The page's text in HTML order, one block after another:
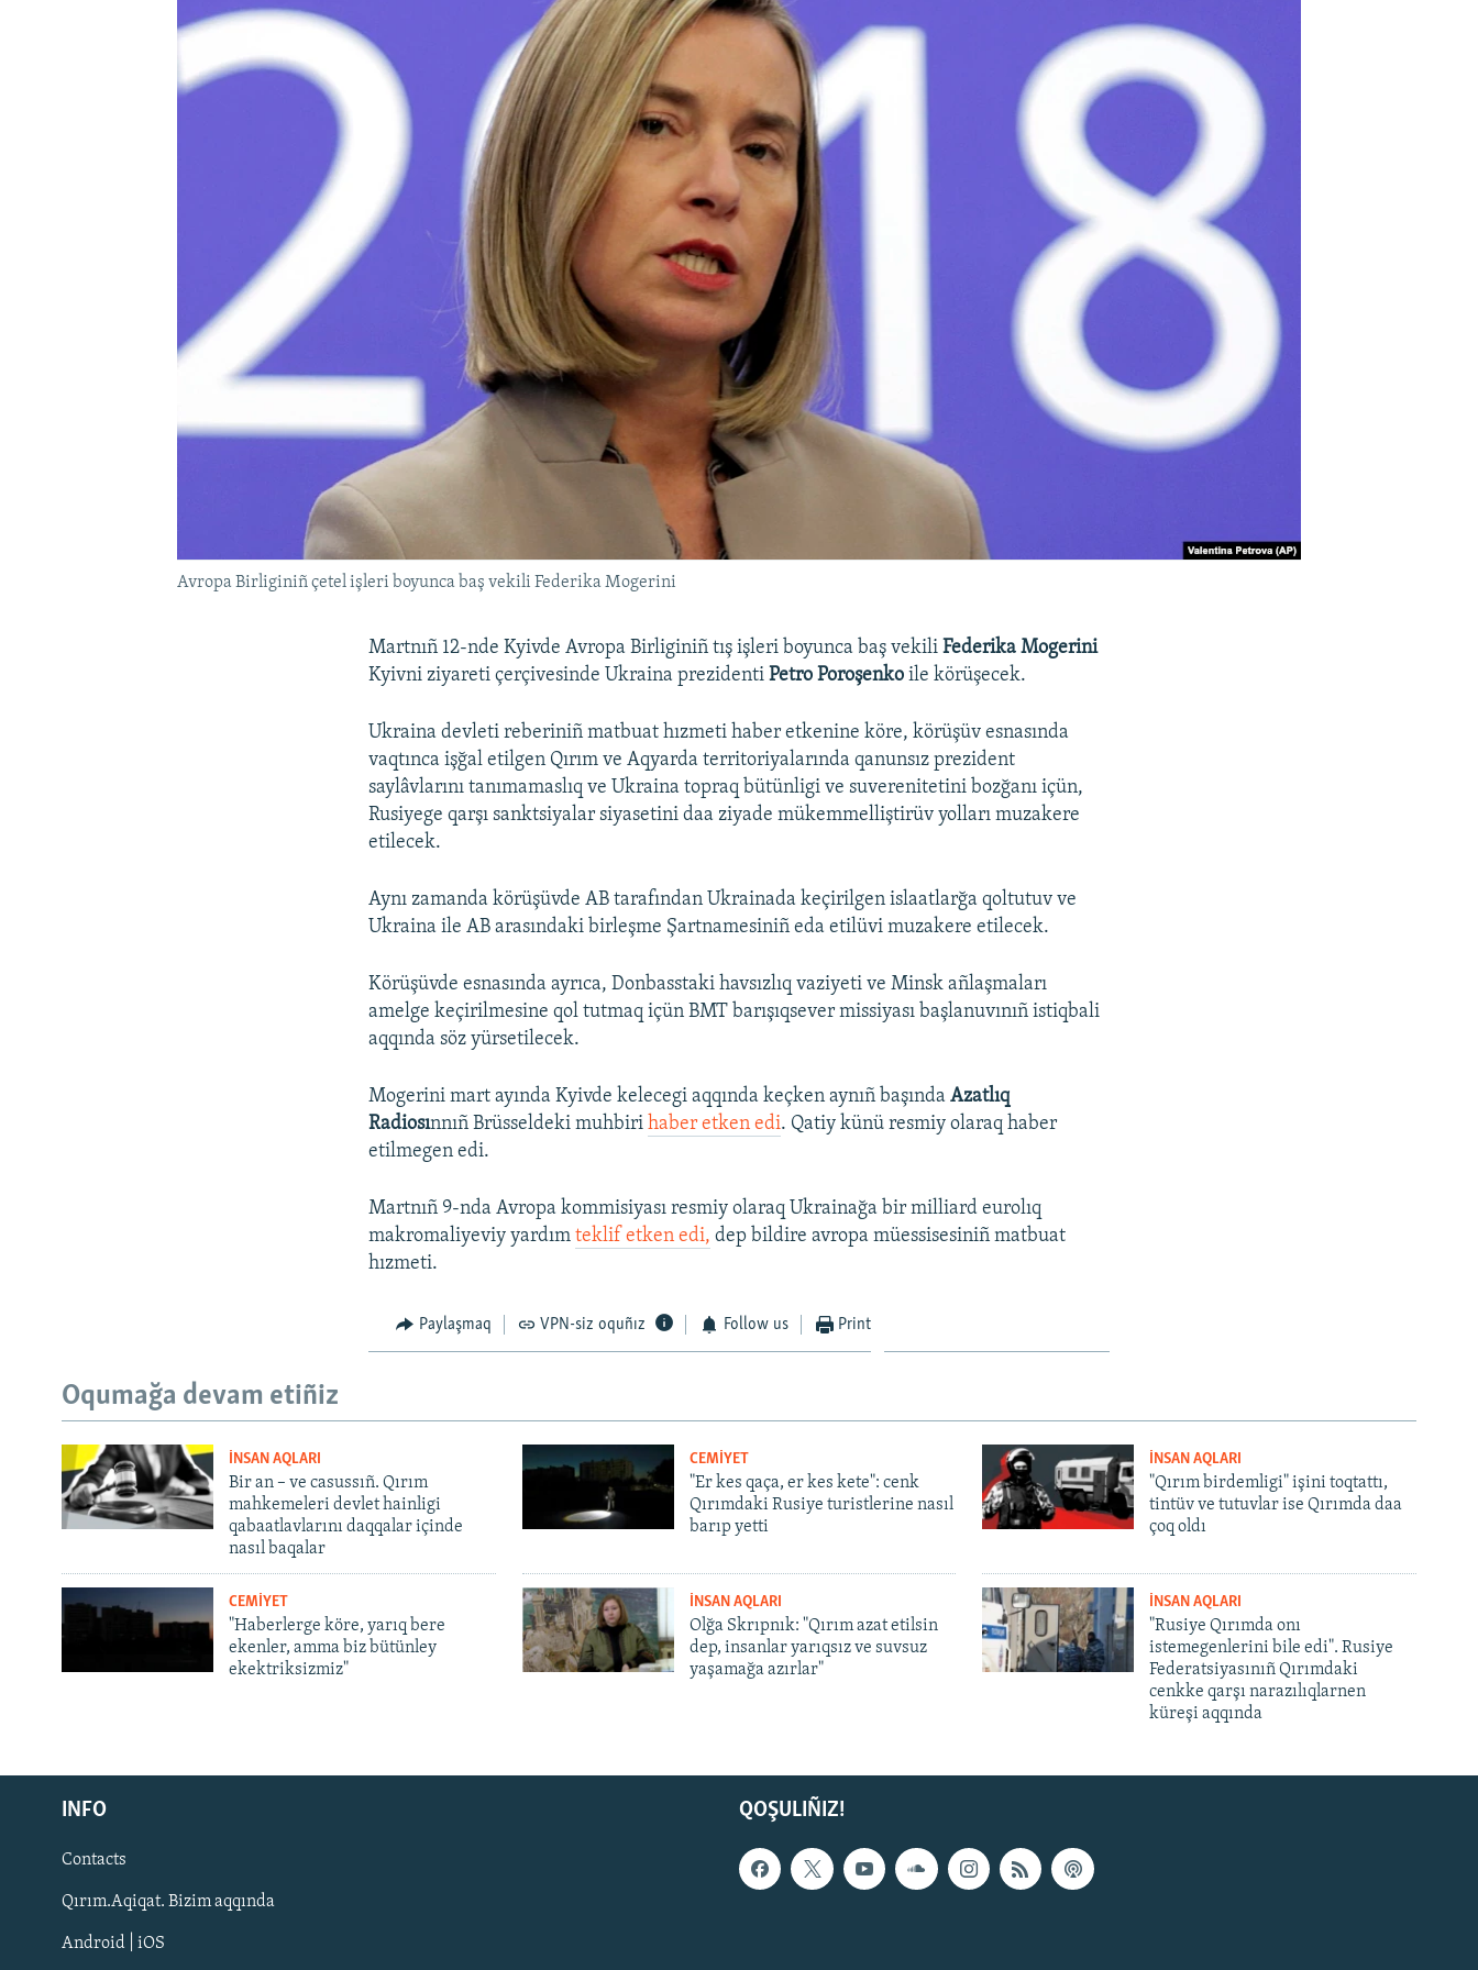
Русский
Українською
QOŞULIÑIZ!
Avropa Birliginiñ çetel işleri boyunca baş vekili Federika Mogerini
Martnıñ 12-nde Kyivde Avropa Birliginiñ tış işleri boyunca baş vekiliFederika Mogerini
Kyivni ziyareti çerçivesinde Ukraina prezidentiPetro Poroşenkoile körüşecek.
Ukraina devleti reberiniñ matbuat hızmeti haber etkenine köre, körüşüv esnasında
vaqtınca işğal etilgen Qırım ve Aqyarda territoriyalarında qanunsız prezident
saylâvlarını tanımamaslıq ve Ukraina topraq bütünligi ve suverenitetini bozğanı içün,
Rusiyege qarşı sanktsiyalar siyasetini daa ziyade mükemmelliştirüv yolları muzakere
etilecek.
Aynı zamanda körüşüvde AB tarafından Ukrainada keçirilgen islaatlarğa qoltutuv ve
Ukraina ile AB arasındaki birleşme Şartnamesiniñ eda etilüvi muzakere etilecek.
Körüşüvde esnasında ayrıca, Donbasstaki havsızlıq vaziyeti ve Minsk añlaşmaları
amelge keçirilmesine qol tutmaq içün BMT barışıqsever missiyası başlanuvınıñ istiqbali
aqqında söz yürsetilecek.
Mogerini mart ayında Kyivde kelecegi aqqında keçken aynıñ başındaAzatlıq
Radiosınnıñ Brüsseldeki muhbirihaber etken edi. Qatiy künü resmiy olaraq haber
etilmegen edi.
Martnıñ 9-nda Avropa kommisiyası resmiy olaraq Ukrainağa bir milliard eurolıq
makromaliyeviy yardımteklif etken edi, dep bildire avropa müessisesiniñ matbuat
hızmeti.
Paylaşmaq VPN-siz oquñız Follow us Print
Oqumağa devam etiñiz
İNSAN AQLARI
Bir an – ve casussıñ. Qırım
mahkemeleri devlet hainligi
qabaatlavlarını daqqalar içinde
nasıl baqalar
CEMİYET
"Er kes qaça, er kes kete": cenk
Qırımdaki Rusiye turistlerine nasıl
barıp yetti
İNSAN AQLARI
"Qırım birdemligi" işini toqtattı,
tintüv ve tutuvlar ise Qırımda daa
çoq oldı
CEMİYET
"Haberlerge köre, yarıq bere
ekenler, amma biz bütünley
ekektriksizmiz"
İNSAN AQLARI
Olğa Skrıpnık: "Qırım azat etilsin
dep, insanlar yarıqsız ve suvsuz
yaşamağa azırlar"
İNSAN AQLARI
"Rusiye Qırımda onı
istemegenlerini bile edi". Rusiye
Federatsiyasınıñ Qırımdaki
cenkke qarşı narazılıqlarnen
küreşi aqqında
QOŞULIÑIZ!
INFO
Contacts
Qırım.Aqiqat. Bizim aqqında
Android | iOS